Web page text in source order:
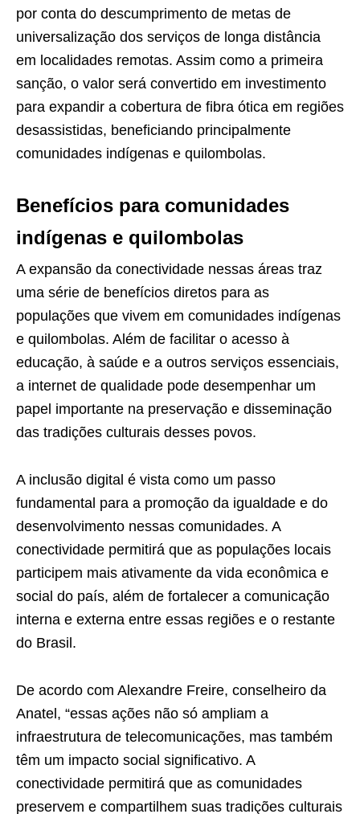
por conta do descumprimento de metas de
universalização dos serviços de longa distância
em localidades remotas. Assim como a primeira
sanção, o valor será convertido em investimento
para expandir a cobertura de fibra ótica em regiões
desassistidas, beneficiando principalmente
comunidades indígenas e quilombolas.
Benefícios para comunidades
indígenas e quilombolas
A expansão da conectividade nessas áreas traz
uma série de benefícios diretos para as
populações que vivem em comunidades indígenas
e quilombolas. Além de facilitar o acesso à
educação, à saúde e a outros serviços essenciais,
a internet de qualidade pode desempenhar um
papel importante na preservação e disseminação
das tradições culturais desses povos.
A inclusão digital é vista como um passo
fundamental para a promoção da igualdade e do
desenvolvimento nessas comunidades. A
conectividade permitirá que as populações locais
participem mais ativamente da vida econômica e
social do país, além de fortalecer a comunicação
interna e externa entre essas regiões e o restante
do Brasil.
De acordo com Alexandre Freire, conselheiro da
Anatel, “essas ações não só ampliam a
infraestrutura de telecomunicações, mas também
têm um impacto social significativo. A
conectividade permitirá que as comunidades
preservem e compartilhem suas tradições culturais